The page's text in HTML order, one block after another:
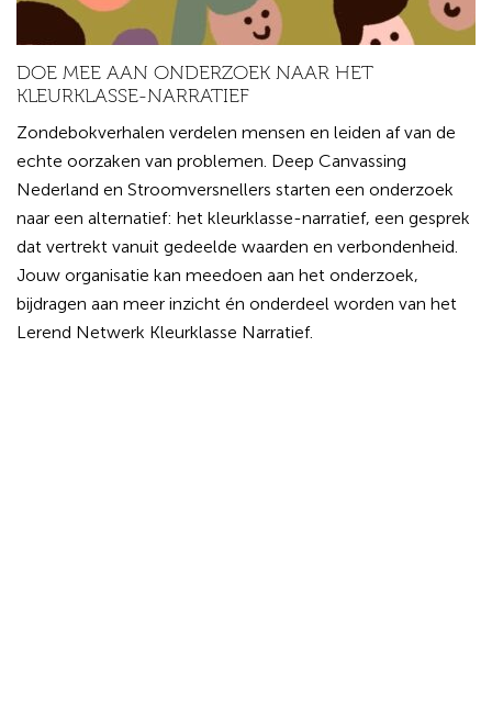
DOE MEE AAN ONDERZOEK NAAR HET
KLEURKLASSE-NARRATIEF
Zondebokverhalen verdelen mensen en leiden af van de
echte oorzaken van problemen. Deep Canvassing
Nederland en Stroomversnellers starten een onderzoek
naar een alternatief: het kleurklasse-narratief, een gesprek
dat vertrekt vanuit gedeelde waarden en verbondenheid.
Jouw organisatie kan meedoen aan het onderzoek,
bijdragen aan meer inzicht én onderdeel worden van het
Lerend Netwerk Kleurklasse Narratief.